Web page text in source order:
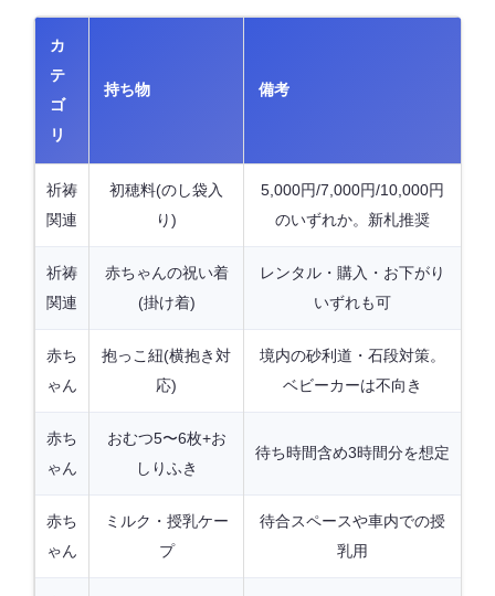
カ
テ
ゴ
リ
持ち物 備考
祈祷
関連
初穂料(のし袋入
り)
5,000円/7,000円/10,000円
のいずれか。新札推奨
祈祷
関連
赤ちゃんの祝い着
(掛け着)
レンタル・購入・お下がり
いずれも可
赤ち
ゃん
抱っこ紐(横抱き対
応)
境内の砂利道・石段対策。
ベビーカーは不向き
赤ち
ゃん
おむつ5〜6枚+お
しりふき
待ち時間含め3時間分を想定
赤ち
ゃん
ミルク・授乳ケー
プ
待合スペースや車内での授
乳用